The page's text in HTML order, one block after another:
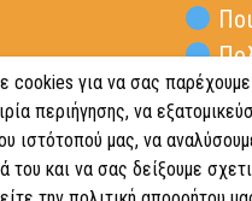
cookies για να σας
περιήγησης, να
ιστότοπού μας, να
του και να σας δείξουμε